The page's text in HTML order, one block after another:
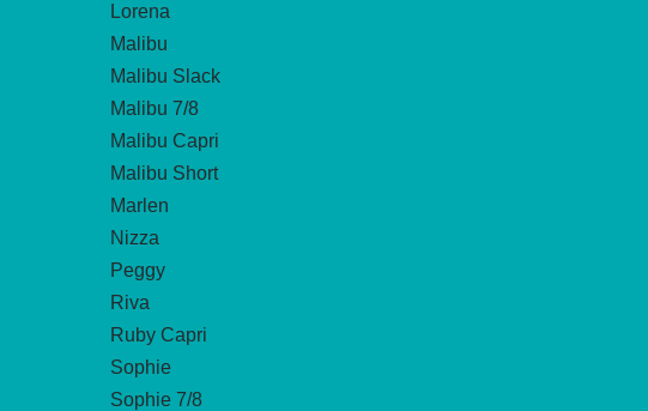
Lorena
Malibu
Malibu Slack
Malibu 7/8
Malibu Capri
Malibu Short
Marlen
Nizza
Peggy
Riva
Ruby Capri
Sophie
Sophie 7/8